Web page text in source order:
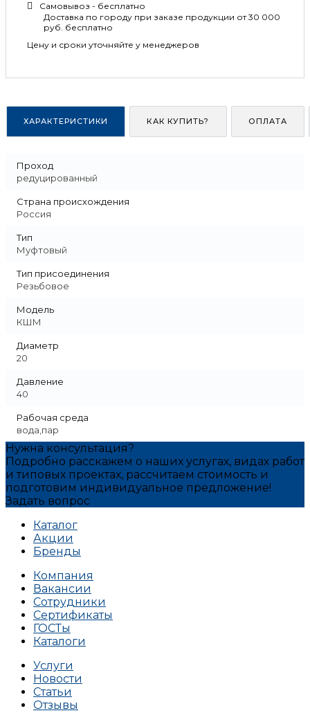
Самовывоз - бесплатно
Доставка по городу при заказе продукции от 30 000
руб. бесплатно
Цену и сроки уточняйте у менеджеров
ХАРАКТЕРИСТИКИ КАК КУПИТЬ? ОПЛАТА
Проход
редуцированный
Страна происхождения
Россия
Тип
Муфтовый
Тип присоединения
Резьбовое
Модель
КШМ
Диаметр
20
Давление
40
Рабочая среда
вода,пар
Нужна консультация?
Подробно расскажем о наших услугах, видах работ
и типовых проектах, рассчитаем стоимость и
подготовим индивидуальное предложение!
Задать вопрос
Каталог
Акции
Бренды
Компания
Вакансии
Сотрудники
Сертификаты
ГОСТы
Каталоги
Услуги
Новости
Статьи
Отзывы